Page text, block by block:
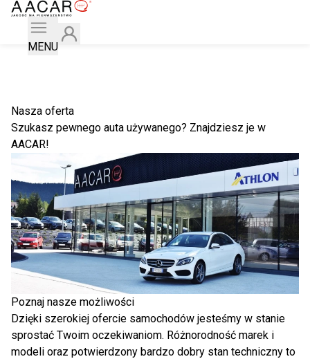
MENU
Nasza oferta
Szukasz pewnego auta używanego? Znajdziesz je w
AACAR!
Poznaj nasze możliwości
Dzięki szerokiej ofercie samochodów jesteśmy w stanie
sprostać Twoim oczekiwaniom. Różnorodność marek i
modeli oraz potwierdzony bardzo dobry stan techniczny to